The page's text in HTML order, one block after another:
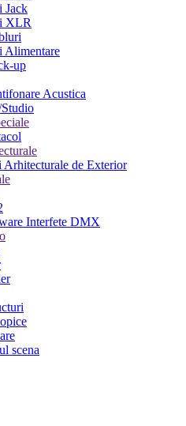
Jack
XLR
Alimentare
up
Acustica
de Exterior
Interfete DMX
scena